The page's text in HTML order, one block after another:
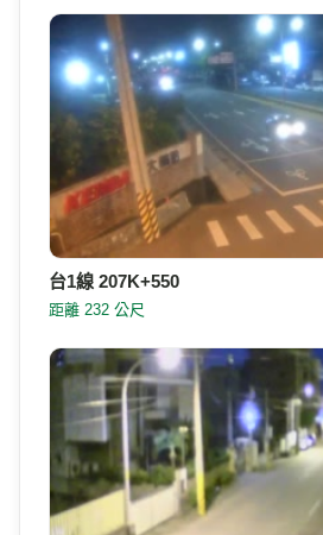
台76線 23K+100 144線22K+500
樁)
距離 428 公尺